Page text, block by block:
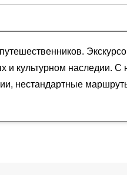
и культурном наследии.
нестандартные